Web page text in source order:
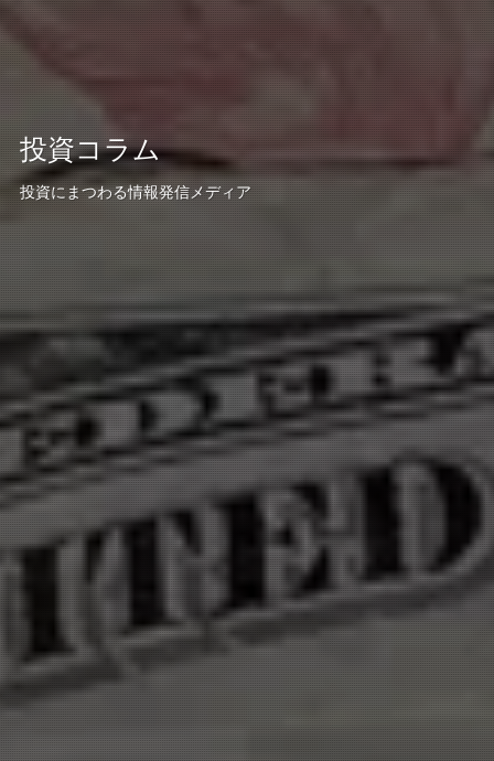
投資コラム
投資にまつわる情報発信メディア